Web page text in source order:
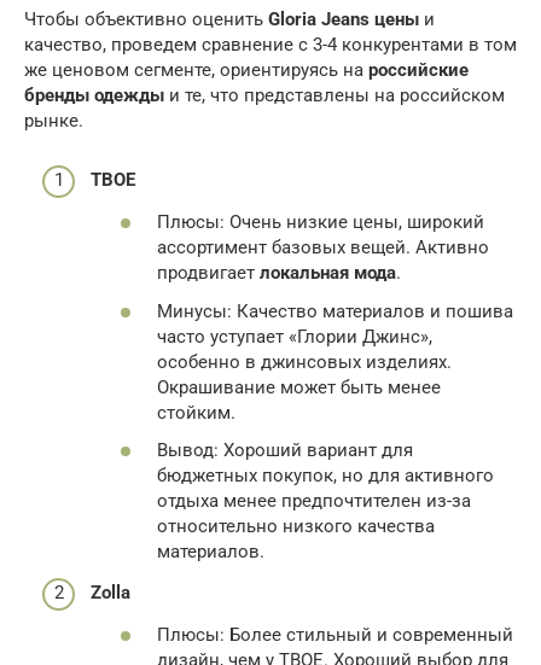
Чтобы объективно оценить Gloria Jeans цены и
качество, проведем сравнение с 3-4 конкурентами в том
же ценовом сегменте, ориентируясь на российские
бренды одежды и те, что представлены на российском
рынке.
ТВОЕ
Плюсы: Очень низкие цены, широкий
ассортимент базовых вещей. Активно
продвигает локальная мода.
Минусы: Качество материалов и пошива
часто уступает «Глории Джинс»,
особенно в джинсовых изделиях.
Окрашивание может быть менее
стойким.
Вывод: Хороший вариант для
бюджетных покупок, но для активного
отдыха менее предпочтителен из-за
относительно низкого качества
материалов.
Zolla
Плюсы: Более стильный и современный
дизайн, чем у ТВОЕ. Хороший выбор для